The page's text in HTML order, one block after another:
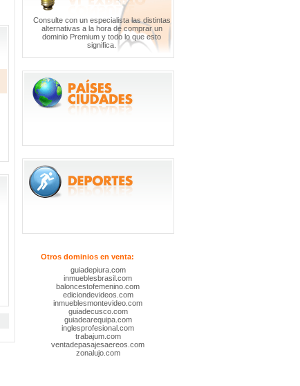
Consulte con un especialista las distintas
alternativas a la hora de comprar un
dominio Premium y todo lo que esto
significa.
Otros dominios en venta:
guiadepiura.com
inmueblesbrasil.com
baloncestofemenino.com
ediciondevideos.com
inmueblesmontevideo.com
guiadecusco.com
guiadearequipa.com
inglesprofesional.com
trabajum.com
ventadepasajesaereos.com
zonalujo.com